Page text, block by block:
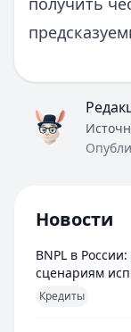
Новости
BNPL в
сценариям
Кредиты